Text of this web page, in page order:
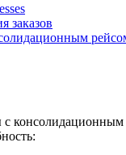
заказов
с